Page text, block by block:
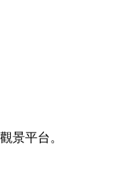
景平台。